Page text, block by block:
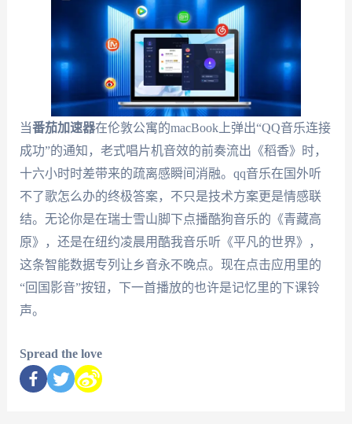
当番茄加速器在伦敦公寓的macBook上弹出“QQ音乐连接
成功”的通知，老式唱片机音效的前奏流出《稻香》时，
十六小时时差带来的疏离感瞬间消融。qq音乐在国外听
不了歌怎么办的终极答案，不只是技术方案更是情感联
结。无论你是在瑞士雪山脚下点播酷狗音乐的《青藏高
原》，还是在纽约凌晨用酷我音乐听《平凡的世界》，
这条智能数据专列让乡音永不晚点。现在点击应用里的
“回国影音”按钮，下一首播放的也许是记忆里的下课铃
声。
Spread the love